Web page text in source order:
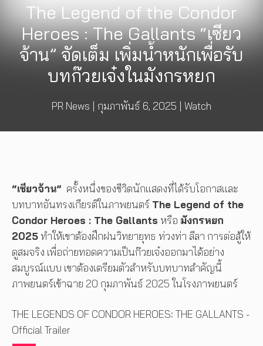
The Legend of the Condor
Heroes : The Gallants “เซียว
จ้าน” จัดเต็ม เพิ่มน้ำหนักเพื่อรับ
บทก๊วยเจ๋งในมังกรหยก
PR News | กุมภาพันธ์ 6, 2025 | Watch
“เซียวจ้าน” ครั้งหนึ่งของชีวิตนักแสดงที่ได้รับโอกาสและ
บทบาทอันทรงเกียรติในภาพยนตร์ The Legend of the
Condor Heroes : The Gallants หรือ มังกรหยก
2025 ทำให้เขาต้องฝึกฝนวิทยายุทธ ท่วงท่า ลีลา การต่อสู้ให้
ดูสมจริง เพื่อถ่ายทอดความเป็นก๊วยเจ๋งออกมาได้อย่าง
สมบูรณ์แบบ เขาต้องเตรียมตัวสำหรับบทบาทสำคัญนี้
ภาพยนตร์เข้าฉาย 20 กุมภาพันธ์ 2025 ในโรงภาพยนตร์
THE LEGENDS OF CONDOR HEROES: THE GALLANTS -
Official Trailer